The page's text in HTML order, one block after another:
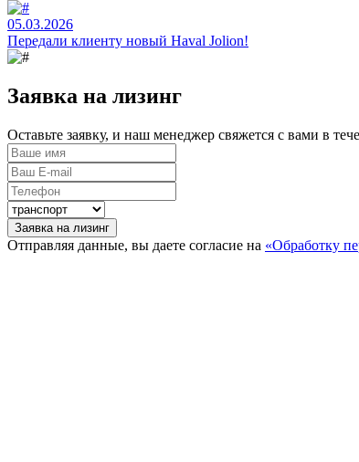
05.03.2026
Передали клиенту новый Haval Jolion!
Заявка на лизинг
Оставьте заявку, и наш менеджер свяжется с вами в
Заявка на лизинг
Отправляя данные, вы даете согласие на «Обработку